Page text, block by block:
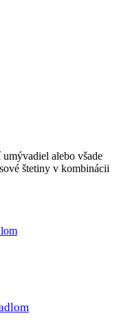
alebo všade
štetiny v kombinácii